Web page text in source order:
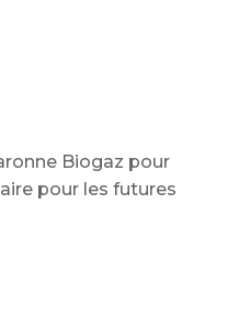
Biogaz pour
pour les futures